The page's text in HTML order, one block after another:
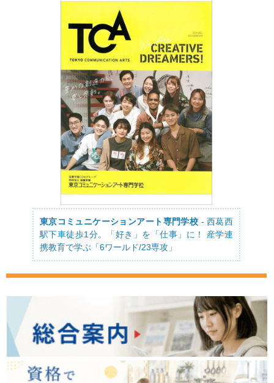
東京コミュニケーションアート専門学校 - 西葛西
駅下車徒歩1分。「好き」を「仕事」に！ 産学連
携教育で学ぶ「6ワールド/23専攻」